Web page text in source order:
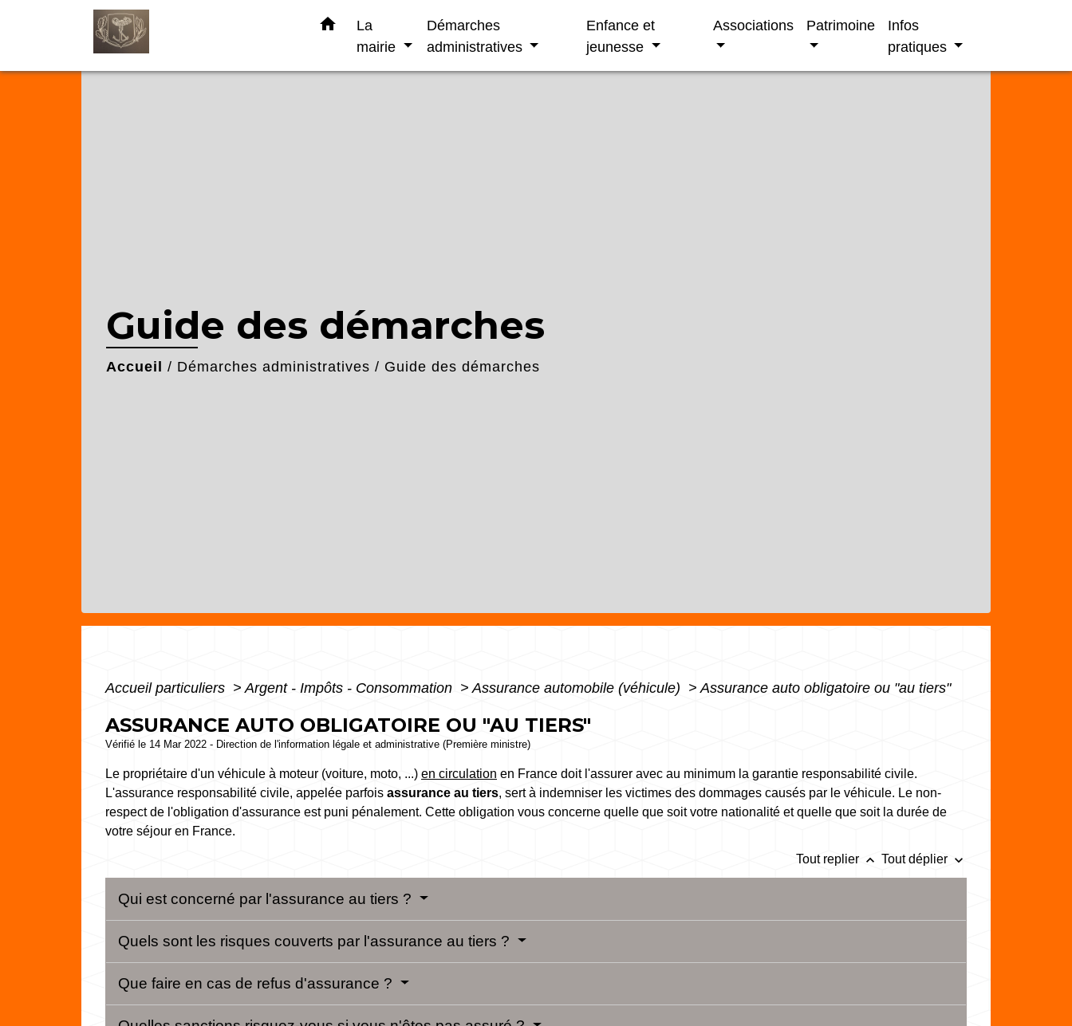
home
La
mairie
Démarches
administratives
Enfance et
jeunesse
Associations Patrimoine
Infos
pratiques
Guide des démarches
Accueil / Démarches administratives / Guide des démarches
Accueil particuliers > Argent - Impôts - Consommation > Assurance automobile (véhicule) > Assurance auto obligatoire ou "au tiers"
ASSURANCE AUTO OBLIGATOIRE OU "AU TIERS"
Vérifié le 14 Mar 2022 - Direction de l'information légale et administrative (Première ministre)
Le propriétaire d'un véhicule à moteur (voiture, moto, ...) en circulation en France doit l'assurer avec au minimum la garantie responsabilité civile.
L'assurance responsabilité civile, appelée parfois assurance au tiers, sert à indemniser les victimes des dommages causés par le véhicule. Le non-
respect de l'obligation d'assurance est puni pénalement. Cette obligation vous concerne quelle que soit votre nationalité et quelle que soit la durée de
votre séjour en France.
Tout replier keyboard_arrow_up Tout déplier keyboard_arrow_down
Qui est concerné par l'assurance au tiers ?
Quels sont les risques couverts par l'assurance au tiers ?
Que faire en cas de refus d'assurance ?